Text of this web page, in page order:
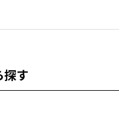
探す